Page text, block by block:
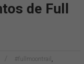
de Full
#fullmoontrail ,